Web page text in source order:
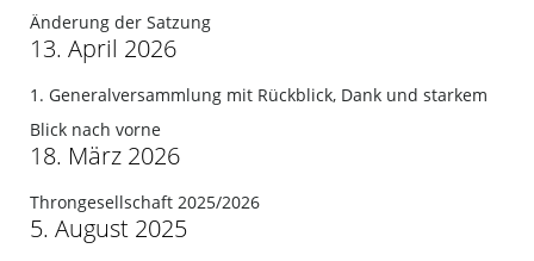
Änderung der Satzung
13. April 2026
1. Generalversammlung mit Rückblick, Dank und starkem
Blick nach vorne
18. März 2026
Throngesellschaft 2025/2026
5. August 2025